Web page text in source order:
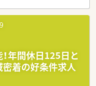
は調剤投薬業務が中心
いを大事にされてい
年間休日125日と
着の好条件求人